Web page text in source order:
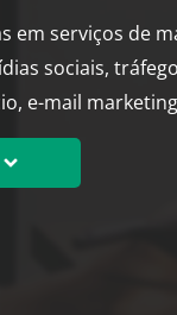
em serviços de
sociais,
e-mail